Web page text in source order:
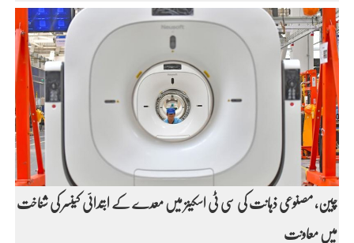
چین، مصنوعی ذہانت کی سی ٹی اسکینز میں معدے کے ابتدائی کینسر کی شناخت
میں معاونت